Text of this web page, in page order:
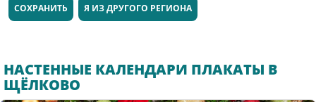
СОХРАНИТЬ Я ИЗ ДРУГОГО РЕГИОНА
НАСТЕННЫЕ КАЛЕНДАРИ ПЛАКАТЫ В
ЩЁЛКОВО